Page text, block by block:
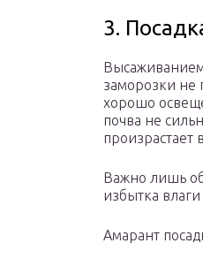
3.
Высаживанием
заморозки не
хорошо
почва не
произрастает
Важно лишь
избытка
Амарант